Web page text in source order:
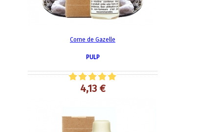
Corne de Gazelle
PULP
4,13 €